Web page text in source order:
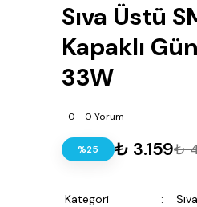
Sıva Üstü
Kapaklı
33W
0 - 0 Yorum
%25 ₺ 3.159₺
Kategori